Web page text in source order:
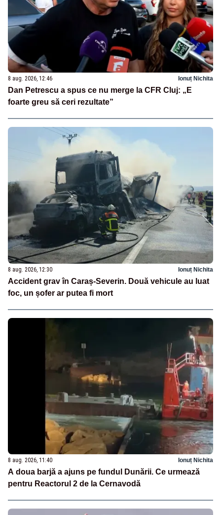
8 aug. 2026, 12:46 Ionuț Nichita
Dan Petrescu a spus ce nu merge la CFR Cluj: „E
foarte greu să ceri rezultate”
8 aug. 2026, 12:30 Ionuț Nichita
Accident grav în Caraș-Severin. Două vehicule au luat
foc, un șofer ar putea fi mort
8 aug. 2026, 11:40 Ionuț Nichita
A doua barjă a ajuns pe fundul Dunării. Ce urmează
pentru Reactorul 2 de la Cernavodă